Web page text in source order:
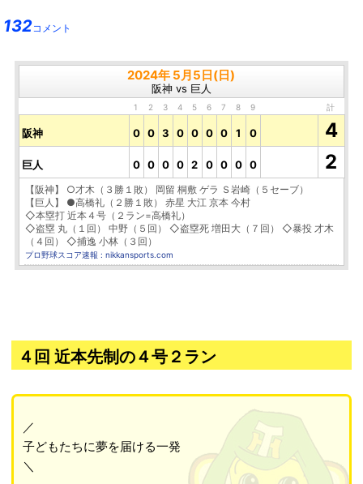
132コメント
2024年 5月5日(日)
阪神 vs 巨人
1 2 3 4 5 6 7 8 9 計
阪神 0 0 3 0 0 0 0 1 0 4
巨人 0 0 0 0 2 0 0 0 0 2
【阪神】 ○才木（３勝１敗） 岡留 桐敷 ゲラ Ｓ岩崎（５セーブ）
【巨人】 ●高橋礼（２勝１敗） 赤星 大江 京本 今村
◇本塁打 近本４号（２ラン=高橋礼）
◇盗塁 丸（１回） 中野（５回） ◇盗塁死 増田大（７回） ◇暴投 才木
（４回） ◇捕逸 小林（３回）
プロ野球スコア速報 : nikkansports.com
４回 近本先制の４号２ラン
／
子どもたちに夢を届ける一発
＼